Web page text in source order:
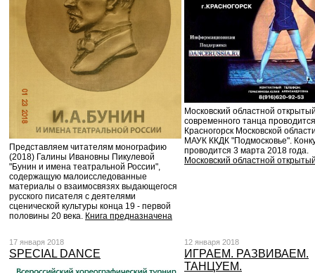
Представляем читателям монографию
(2018) Галины Ивановны Пикулевой
"Бунин и имена театральной России",
содержащую малоисследованные
материалы о взаимосвязях выдающегося
русского писателя с деятелями
сценической культуры конца 19 - первой
половины 20 века. Книга предназначена
Московский областной
современного танца проводится
Красногорск Московской
МАУК ККДК "Подмосковье".
проводится 3 марта 2018 года.
Московский областной
17 января 2018
SPECIAL DANCE
12 января 2018
ИГРАЕМ. РАЗВИВАЕМ.
ТАНЦУЕМ.